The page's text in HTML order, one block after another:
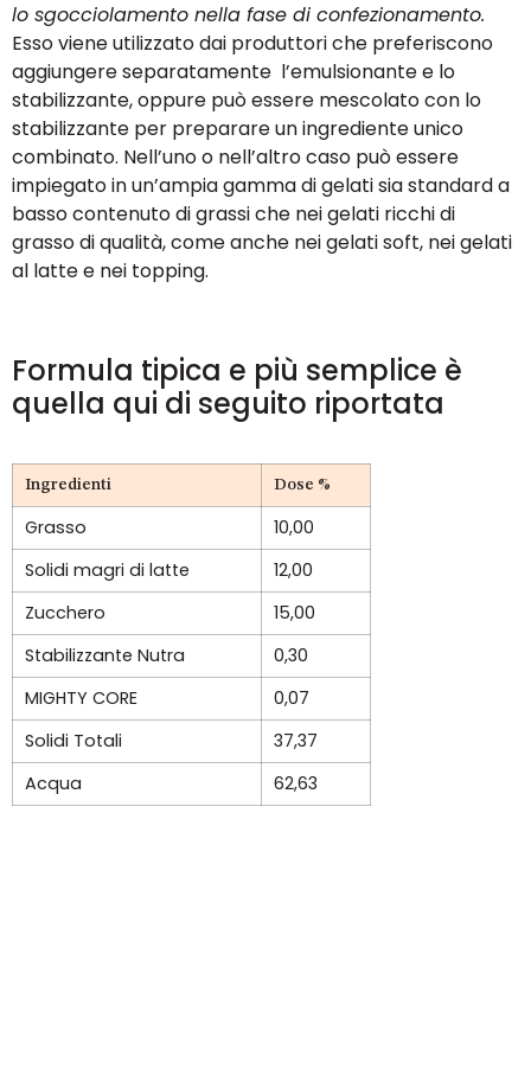
lo sgocciolamento nella fase di confezionamento.
Esso viene utilizzato dai produttori che preferiscono
aggiungere separatamente l’emulsionante e lo
stabilizzante, oppure può essere mescolato con lo
stabilizzante per preparare un ingrediente unico
combinato. Nell’uno o nell’altro caso può essere
impiegato in un’ampia gamma di gelati sia standard a
basso contenuto di grassi che nei gelati ricchi di
grasso di qualità, come anche nei gelati soft, nei gelati
al latte e nei topping.
Formula tipica e più semplice è
quella qui di seguito riportata
Ingredienti Dose %
Grasso
10,00
Solidi magri di latte
12,00
Zucchero
15,00
Stabilizzante Nutra
0,30
MIGHTY CORE
0,07
Solidi Totali
37,37
Acqua
62,63